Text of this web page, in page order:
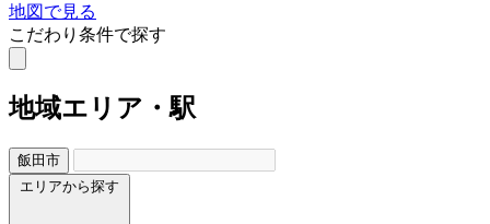
地図で見る
こだわり条件で探す
地域エリア・駅
飯田市
エリアから探す